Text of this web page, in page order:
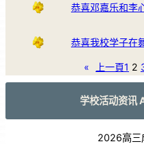
恭喜邓嘉乐和李
恭喜我校学子在
« 上一頁1 2
学校活动资讯
2026高三